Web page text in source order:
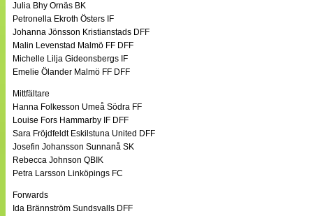
Annonsera
Statistik
Tipsa Damfotboll
Kontakt
Julia Bhy Ornäs BK
Petronella Ekroth Östers IF
Johanna Jönsson Kristianstads DFF
Malin Levenstad Malmö FF DFF
Michelle Lilja Gideonsbergs IF
Emelie Ölander Malmö FF DFF
Mittfältare
Hanna Folkesson Umeå Södra FF
Louise Fors Hammarby IF DFF
Sara Fröjdfeldt Eskilstuna United DFF
Josefin Johansson Sunnanå SK
Rebecca Johnson QBIK
Petra Larsson Linköpings FC
Forwards
Ida Brännström Sundsvalls DFF